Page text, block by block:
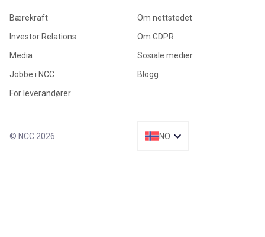
Bærekraft
Investor Relations
Media
Jobbe i NCC
For leverandører
Om nettstedet
Om GDPR
Sosiale medier
Blogg
© NCC 2026 NO